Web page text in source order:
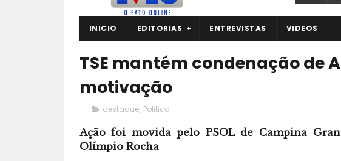
INICIO EDITORIAS ENTREVISTAS VIDEOS
TSE mantém condenação de
motivação
destaque, Politica
Ação foi movida pelo PSOL de Campina
Olímpio Rocha